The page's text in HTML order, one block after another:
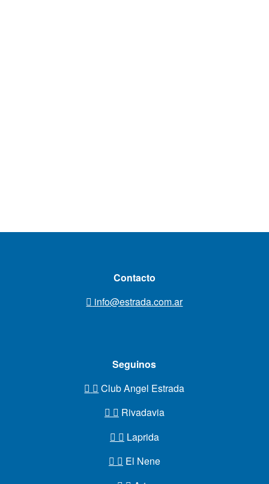
Contacto
info@estrada.com.ar
Seguinos
Club Angel Estrada
Rivadavia
Laprida
El Nene